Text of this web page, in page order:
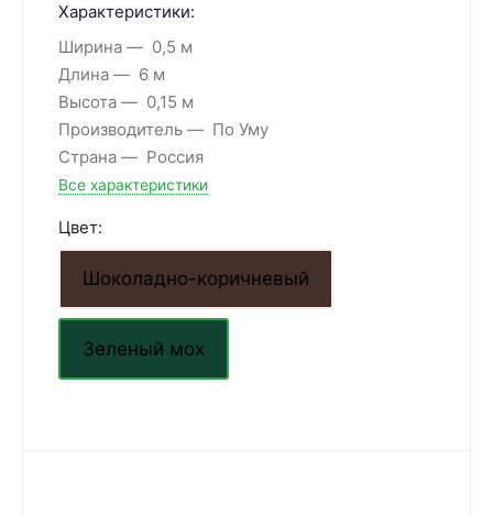
Характеристики:
Ширина
0,5 м
Длина
6 м
Высота
0,15 м
Производитель
По Уму
Страна
Россия
Все характеристики
Цвет:
Шоколадно-коричневый
Зеленый мох